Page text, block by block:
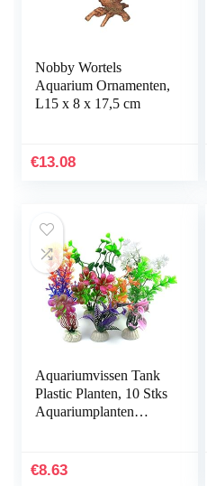
Nobby Wortels
Aquarium Ornamenten,
L15 x 8 x 17,5 cm
€13.08
Aquariumvissen Tank
Plastic Planten, 10 Stks
Aquariumplanten
Kunstplanten
€8.63